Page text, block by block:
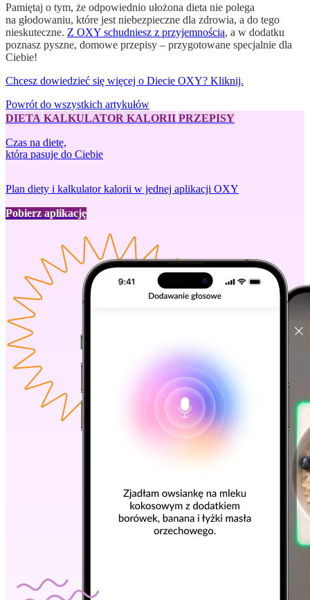
Pamiętaj o tym, że odpowiednio ułożona dieta nie polega
na głodowaniu, które jest niebezpieczne dla zdrowia, a do tego
nieskuteczne. Z OXY schudniesz z przyjemnością, a w dodatku
poznasz pyszne, domowe przepisy – przygotowane specjalnie dla
Ciebie!
Chcesz dowiedzieć się więcej o Diecie OXY? Kliknij.
Powrót do wszystkich artykułów
DIETA KALKULATOR KALORII PRZEPISY
Czas na dietę,
która pasuje do Ciebie
Plan diety i kalkulator kalorii w jednej aplikacji OXY
Pobierz aplikację